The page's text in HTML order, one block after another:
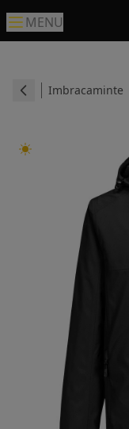
MENU
Imbracaminte